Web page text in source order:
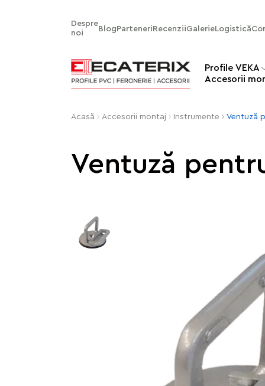
Despre
noi
BlogParteneriRecenziiGalerieLogistică
Profile VEKA
Аccesorii
Acasă Аccesorii montaj Instrumente Ventuză
Ventuză